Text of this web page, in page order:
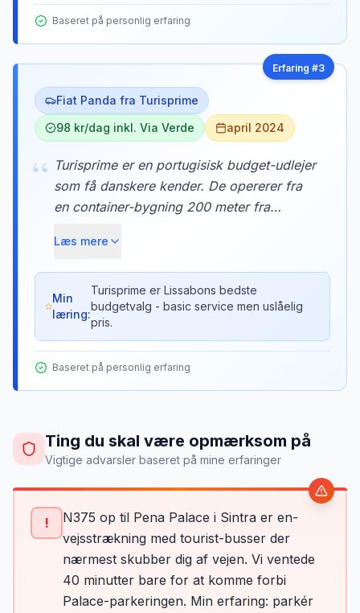
Baseret på personlig erfaring
Erfaring #3
Fiat Panda fra Turisprime
98 kr/dag inkl. Via Verde
april 2024
“ Turisprime er en portugisisk budget-udlejer
som få danskere kender. De opererer fra
en container-bygning 200 meter fra
under markedet. Bilerne er basale men
velholdte, og de inkluderer altid Via Verde-
brik gratis.
Læs mere
Min
læring:
Turisprime er Lissabons bedste
budgetvalg - basic service men uslåelig
pris.
Baseret på personlig erfaring
Ting du skal være opmærksom på
Vigtige advarsler baseret på mine erfaringer
!
N375 op til Pena Palace i Sintra er en-
vejsstrækning med tourist-busser der
nærmest skubber dig af vejen. Vi ventede
40 minutter bare for at komme forbi
Palace-parkeringen. Min erfaring: parkér